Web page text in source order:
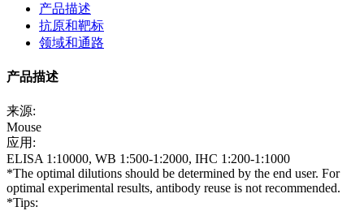
产品描述
抗原和靶标
领域和通路
产品描述
来源:
Mouse
应用:
ELISA 1:10000, WB 1:500-1:2000, IHC 1:200-1:1000
*The optimal dilutions should be determined by the end user. For
optimal experimental results, antibody reuse is not recommended.
*Tips: